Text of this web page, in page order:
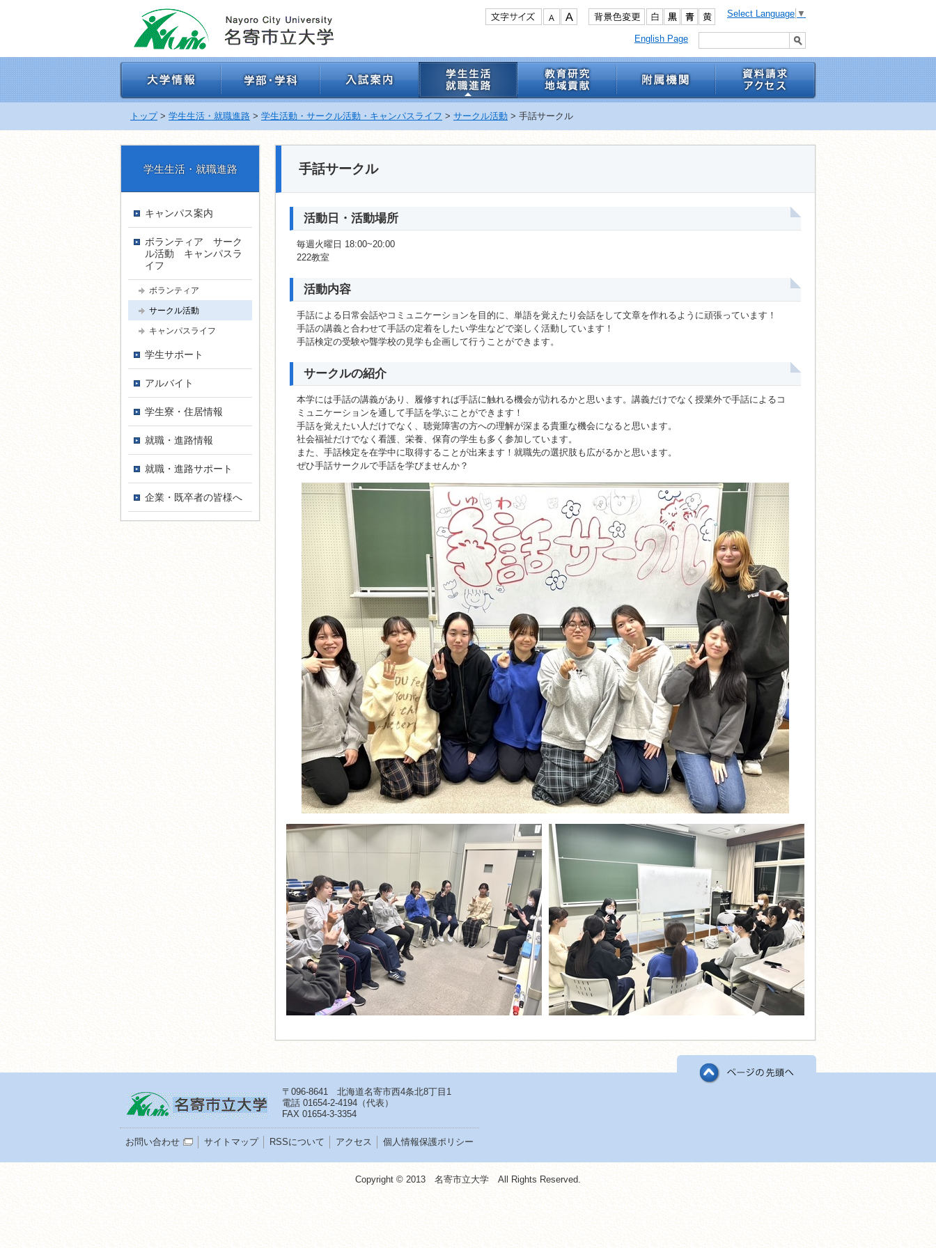
ー
シ
を
飛
Select Language ▼
English Page
トップ> 学生生活・就職進路 > 学生活動・サークル活動・キャンパスライフ > サークル活動 > 手話サークル
手話サークル
活動日・活動場所
毎週火曜日 18:00~20:00
222教室
活動内容
手話による日常会話やコミュニケーションを目的に、単語を覚えたり会話をして文章を作れるように頑張っています！
手話の講義と合わせて手話の定着をしたい学生などで楽しく活動しています！
手話検定の受験や聾学校の見学も企画して行うことができます。
サークルの紹介
本学には手話の講義があり、履修すれば手話に触れる機会が訪れるかと思います。講義だけでなく授業外で手話によるコ
ミュニケーションを通して手話を学ぶことができます！
手話を覚えたい人だけでなく、聴覚障害の方への理解が深まる貴重な機会になると思います。
社会福祉だけでなく看護、栄養、保育の学生も多く参加しています。
また、手話検定を在学中に取得することが出来ます！就職先の選択肢も広がるかと思います。
ぜひ手話サークルで手話を学びませんか？
学生生活・就職進路
キャンパス案内
ボランティア サーク
ル活動 キャンパスラ
イフ
ボランティア
サークル活動
キャンパスライフ
学生サポート
アルバイト
学生寮・住居情報
就職・進路情報
就職・進路サポート
企業・既卒者の皆様へ
〒096-8641 北海道名寄市西4条北8丁目1
電話 01654-2-4194 （代表）
FAX 01654-3-3354
お問い合わせ サイトマップ RSSについて アクセス 個人情報保護ポリシー
Copyright © 2013 名寄市立大学 All Rights Reserved.